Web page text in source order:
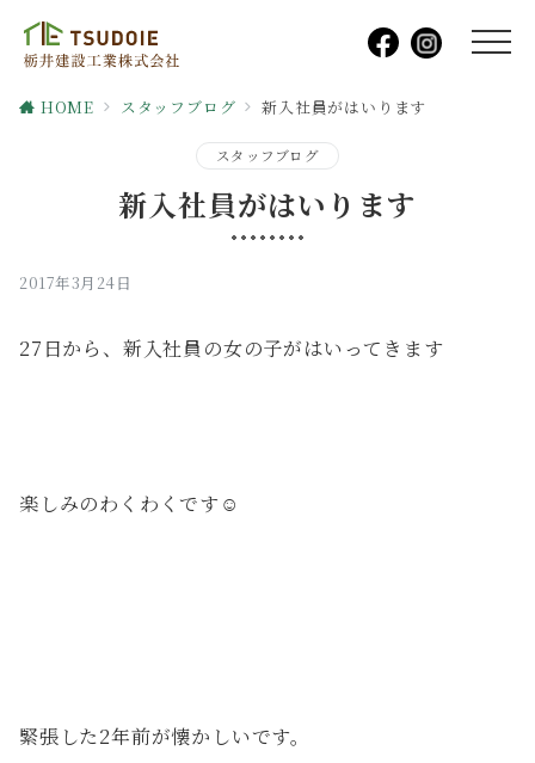
HOME スタッフブログ 新入社員がはいります
スタッフブログ
新入社員がはいります
2017年3月24日
27日から、新入社員の女の子がはいってきます
楽しみのわくわくです☺
緊張した2年前が懐かしいです。